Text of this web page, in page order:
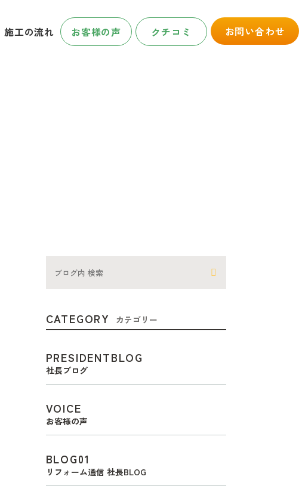
施工の流れ お客様の声 クチコミ お問い合わせ
CATEGORY カテゴリー
PRESIDENTBLOG
社長ブログ
VOICE
お客様の声
BLOG01
リフォーム通信 社長BLOG